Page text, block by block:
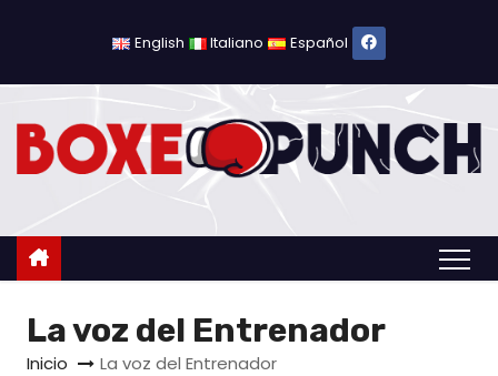
English Italiano Español
La voz del Entrenador
Inicio La voz del Entrenador